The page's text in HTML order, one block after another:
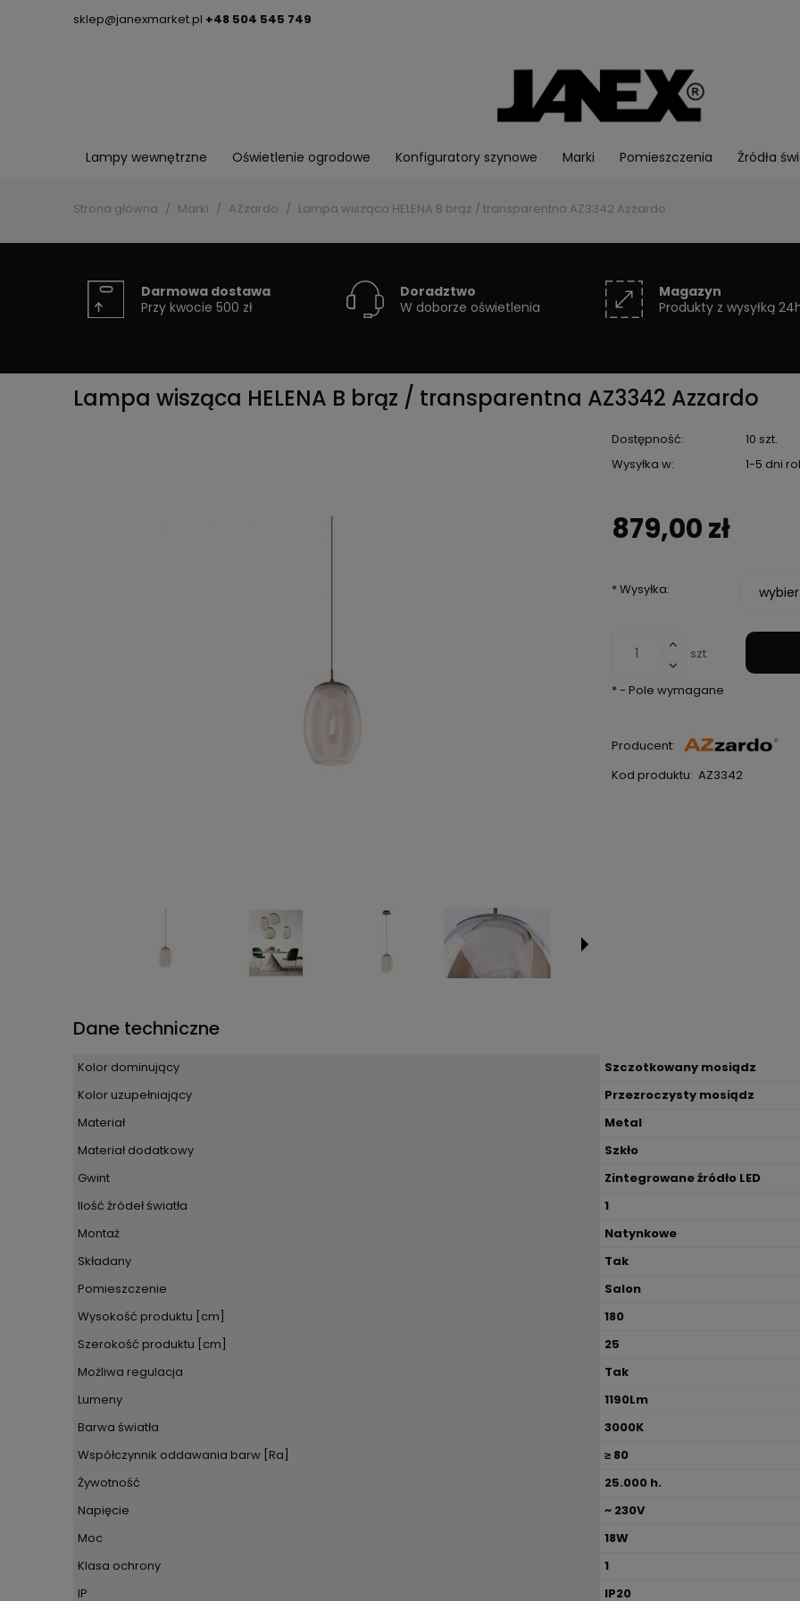
sklep@janexmarket.pl +48 504 545 749
Lampy wewnętrzne Oświetlenie ogrodowe Konfiguratory szynowe Marki Pomieszczenia Źródła
Strona główna Marki AZzardo Lampa wisząca HELENA B brąz / transparentna AZ3342 Azzardo
Darmowa dostawa
Przy kwocie 500 zł
Doradztwo
W doborze oświetlenia
Magazyn
Produkty z wysyłką
Lampa wisząca HELENA B brąz / transparentna AZ3342 Azzardo
Dostępność:
10 szt.
Wysyłka w:
1-5 dni
879,00 zł
*Wysyłka:
szt.
*- Pole wymagane
Producent:
Kod produktu: AZ3342
Dane techniczne
Kolor dominujący
Szczotkowany mosiądz
Kolor uzupełniający
Przezroczysty mosiądz
Materiał
Metal
Materiał dodatkowy
Szkło
Gwint
Zintegrowane źródło LED
Ilość źródeł światła
1
Montaż
Natynkowe
Składany
Tak
Pomieszczenie
Salon
Wysokość produktu [cm]
180
Szerokość produktu [cm]
25
Możliwa regulacja
Tak
Lumeny
1190Lm
Barwa światła
3000K
Współczynnik oddawania barw [Ra]
≥ 80
Żywotność
25.000 h.
Napięcie
~ 230V
Moc
18W
Klasa ochrony
1
IP
IP20